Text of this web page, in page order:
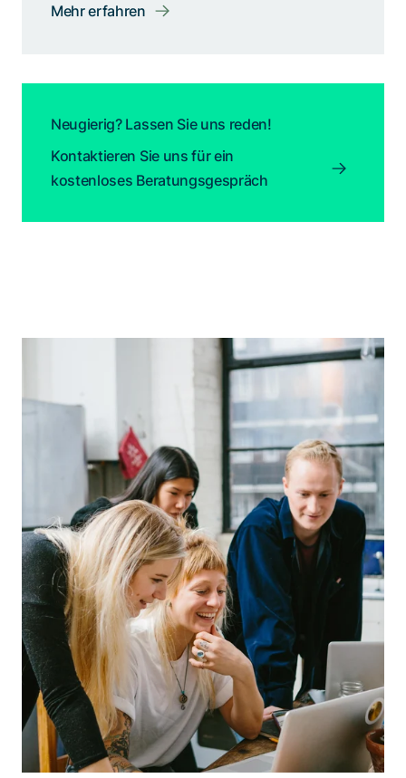
Mehr erfahren
Neugierig? Lassen Sie uns reden!
Kontaktieren Sie uns für ein
kostenloses Beratungsgespräch